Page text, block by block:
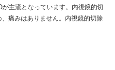
主流となっています。内視鏡的切
痛みはありません。内視鏡的切除